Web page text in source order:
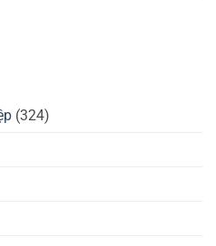
(324)